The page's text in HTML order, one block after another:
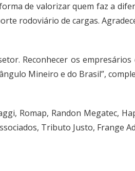
de valorizar quem faz a
rodoviário de cargas.
Reconhecer os
Mineiro e do Brasil”,
Romap, Randon Megatec,
Tributo Justo, Frange